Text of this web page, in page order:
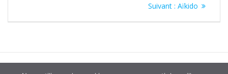
de
Suivant : Article
Aïkido